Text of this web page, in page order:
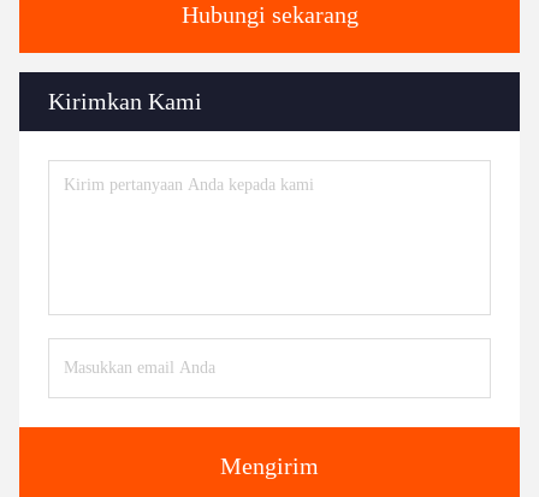
Hubungi sekarang
Kirimkan Kami
Mengirim